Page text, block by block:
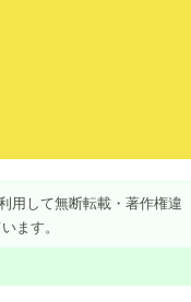
用して無断転載・著作権違
ます。